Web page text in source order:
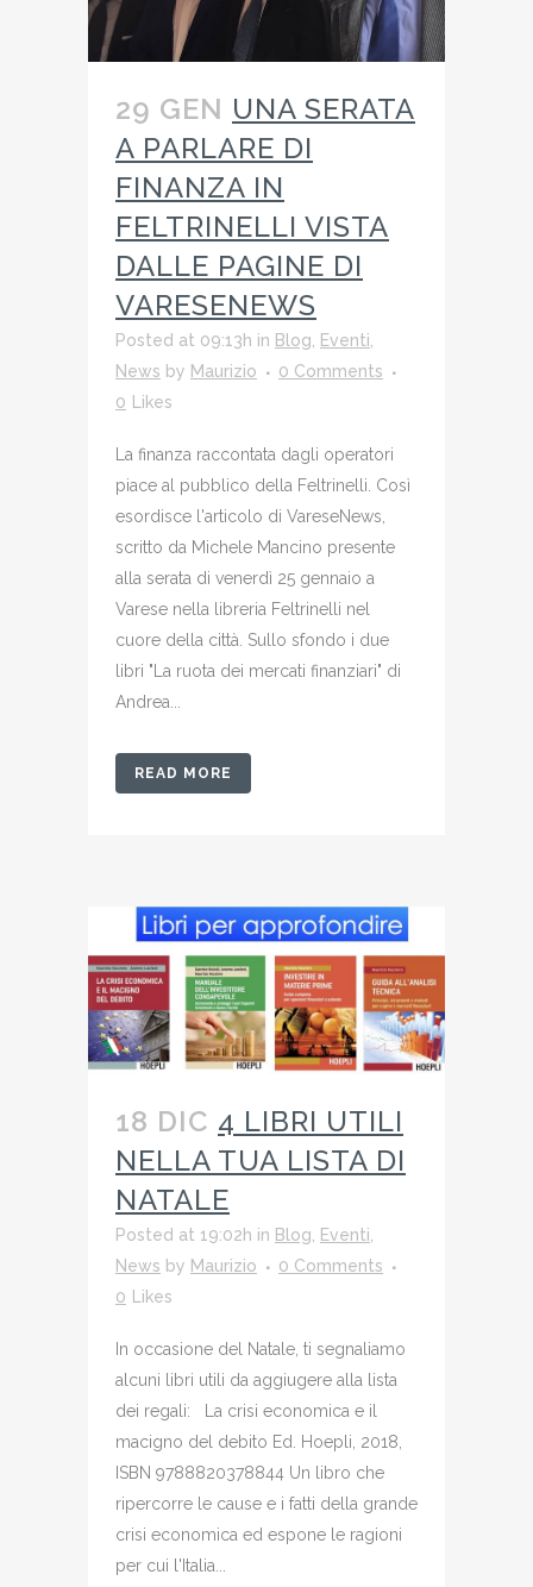
29 GEN UNA SERATA
A PARLARE DI
FINANZA IN
FELTRINELLI VISTA
DALLE PAGINE DI
VARESENEWS
Posted at 09:13h in Blog Eventi
News by Maurizio
0 Comments
0
Likes
La finanza raccontata dagli operatori
piace al pubblico della Feltrinelli. Così
esordisce l'articolo di VareseNews,
scritto da Michele Mancino presente
alla serata di venerdì 25 gennaio a
Varese nella libreria Feltrinelli nel
cuore della città. Sullo sfondo i due
libri "La ruota dei mercati finanziari" di
Andrea...
READ MORE
18 DIC 4 LIBRI UTILI
NELLA TUA LISTA DI
NATALE
Posted at 19:02h in Blog, Eventi,
News by Maurizio
0 Comments
0 Likes
In occasione del Natale, ti segnaliamo
alcuni libri utili da aggiugere alla lista
dei regali: La crisi economica e il
macigno del debito Ed. Hoepli, 2018,
ISBN 9788820378844 Un libro che
ripercorre le cause e i fatti della grande
crisi economica ed espone le ragioni
per cui l'Italia...